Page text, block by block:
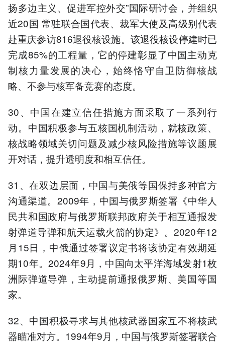
扬多边主义、促进军控外交”国际研讨会，并组织
近20国 常驻联合国代表、裁军大使及高级别代表
赴重庆参访816退役核设施。该退役核设停建时已
完成85%的工程量，它的停建彰显了中国主动克
制核力量发展的决心，始终恪守自卫防御核战
略、不参与核军备竞赛的态度。
30、中国在建立信任措施方面采取了一系列行
动。中国积极参与五核国机制活动，就核政策、
核战略领域关切问题及减少核风险措施等议题展
开对话，提升透明度和相互信任。
31、在双边层面，中国与美俄等国保持多种官方
沟通渠道。2009年，中国与俄罗斯签署《中华人
民共和国政府与俄罗斯联邦政府关于相互通报发
射弹道导弹和航天运载火箭的协定》。2020年12
月15日，中俄通过签署议定书将该协定有效期延
期10年。2024年9月，中国向太平洋海域发射1枚
洲际弹道导弹，主动提前通报俄罗斯、美国等国
家。
32、中国积极寻求与其他核武器国家互不将核武
器瞄准对方。1994年9月，中国与俄罗斯签署联合